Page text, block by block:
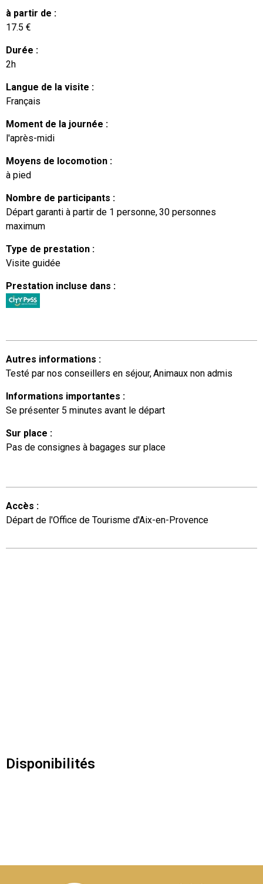
à partir de :
17.5 €
Durée :
2h
Langue de la visite :
Français
Moment de la journée :
l'après-midi
Moyens de locomotion :
à pied
Nombre de participants :
Départ garanti à partir de 1 personne 30 personnes
maximum
Type de prestation :
Visite guidée
Prestation incluse dans :
Autres informations :
Testé par nos conseillers en séjour Animaux non admis
Informations importantes :
Se présenter 5 minutes avant le départ
Sur place :
Pas de consignes à bagages sur place
Accès :
Départ de l'Office de Tourisme d'Aix-en-Provence
Disponibilités